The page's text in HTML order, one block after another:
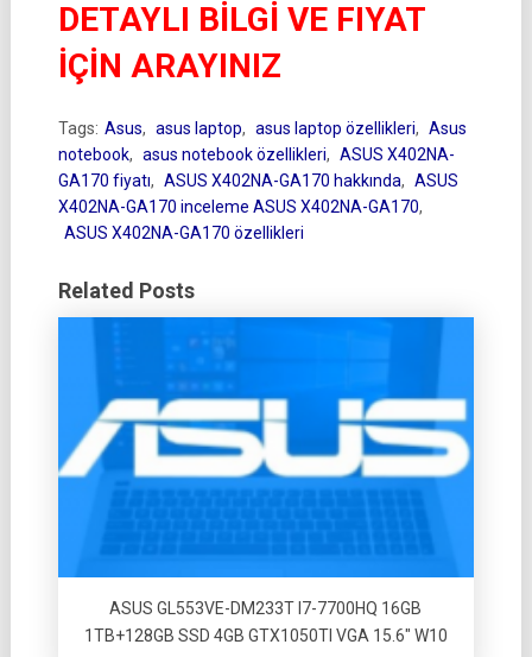
DETAYLI BİLGİ VE FIYAT
İÇİN ARAYINIZ
Tags: Asus, asus laptop, asus laptop özellikleri, Asus
notebook, asus notebook özellikleri, ASUS X402NA-
GA170 fiyatı, ASUS X402NA-GA170 hakkında, ASUS
X402NA-GA170 inceleme ASUS X402NA-GA170,
ASUS X402NA-GA170 özellikleri
Related Posts
ASUS GL553VE-DM233T I7-7700HQ 16GB
1TB+128GB SSD 4GB GTX1050TI VGA 15.6″ W10